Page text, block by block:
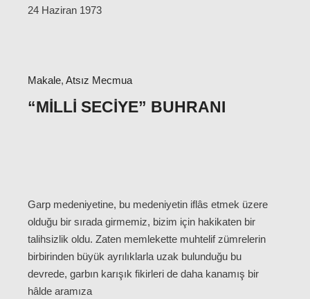
24 Haziran 1973
Makale, Atsız Mecmua
“MILLI SECIYE” BUHRANI
Garp medeniyetine, bu medeniyetin iflâs etmek üzere
olduğu bir sırada girmemiz, bizim için hakikaten bir
talihsizlik oldu. Zaten memlekette muhtelif zümrelerin
birbirinden büyük ayrılıklarla uzak bulunduğu bu
devrede, garbın karışık fikirleri de daha kanamış bir
hâlde aramıza